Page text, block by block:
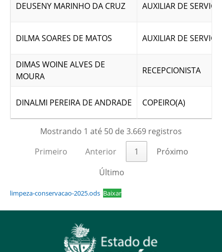
DEUSENY MARINHO DA CRUZ AUXILIAR DE
DILMA SOARES DE MATOS AUXILIAR DE
DIMAS WOINE ALVES DE
MOURA
RECEPCIONISTA
DINALMI PEREIRA DE ANDRADE COPEIRO(A)
Mostrando 1 até 50 de 3.669 registros
Primeiro
Anterior 1
Próximo
Último
limpeza-conservacao-2025.ods Baixar